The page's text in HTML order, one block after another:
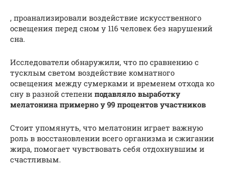
, проанализировали воздействие искусственного
освещения перед сном у 116 человек без нарушений
сна.
Исследователи обнаружили, что по сравнению с
тусклым светом воздействие комнатного
освещения между сумерками и временем отхода ко
сну в разной степени подавляло выработку
мелатонина примерно у 99 процентов участников
Стоит упомянуть, что мелатонин играет важную
роль в восстановлении всего организма и сжигании
жира, помогает чувствовать себя отдохнувшим и
счастливым.